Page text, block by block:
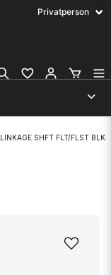
LINKAGE SHFT FLT/FLST BLK